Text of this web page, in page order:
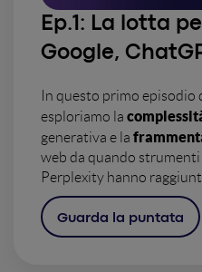
Ep.1: La lotta
Google,
In questo primo episodio
esploriamo la
generativa e la
web da quando strumenti
Perplexity hanno
Guarda la puntata